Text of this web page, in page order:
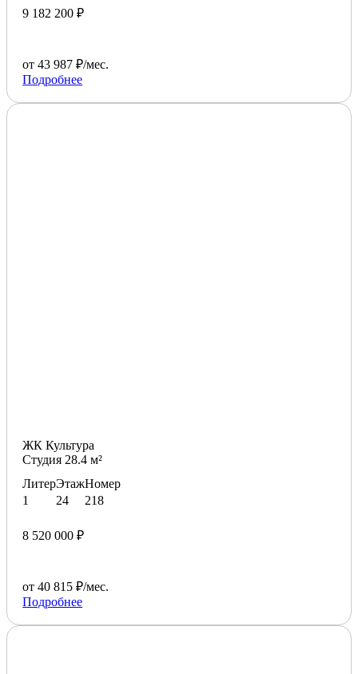
9 182 200 ₽
от 43 987 ₽/мес.
Подробнее
ЖК Культура
Студия 28.4 м²
Литер
1
Этаж
24
Номер
218
8 520 000 ₽
от 40 815 ₽/мес.
Подробнее